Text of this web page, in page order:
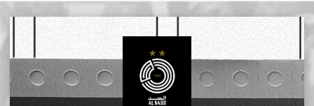
Skip
content